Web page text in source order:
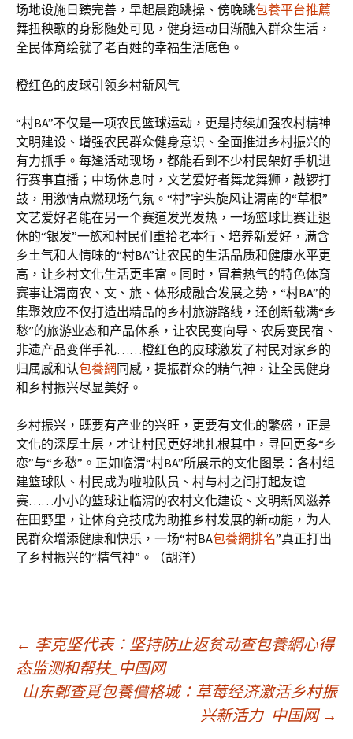
场地设施日臻完善，早起晨跑跳操、傍晚跳包養平台推薦
舞扭秧歌的身影随处可见，健身运动日渐融入群众生活，
全民体育绘就了老百姓的幸福生活底色。
橙红色的皮球引领乡村新风气
“村BA”不仅是一项农民篮球运动，更是持续加强农村精神
文明建设、增强农民群众健身意识、全面推进乡村振兴的
有力抓手。每逢活动现场，都能看到不少村民架好手机进
行赛事直播；中场休息时，文艺爱好者舞龙舞狮，敲锣打
鼓，用激情点燃现场气氛。“村”字头旋风让渭南的“草根”
文艺爱好者能在另一个赛道发光发热，一场篮球比赛让退
休的“银发”一族和村民们重拾老本行、培养新爱好，满含
乡土气和人情味的“村BA”让农民的生活品质和健康水平更
高，让乡村文化生活更丰富。同时，冒着热气的特色体育
赛事让渭南农、文、旅、体形成融合发展之势，“村BA”的
集聚效应不仅打造出精品的乡村旅游路线，还创新载满“乡
愁”的旅游业态和产品体系，让农民变向导、农房变民宿、
非遗产品变伴手礼……橙红色的皮球激发了村民对家乡的
归属感和认包養網 同感，提振群众的精气神，让全民健身
和乡村振兴尽显美好。
乡村振兴，既要有产业的兴旺，更要有文化的繁盛，正是
文化的深厚土层，才让村民更好地扎根其中，寻回更多“乡
恋”与“乡愁”。正如临渭“村BA”所展示的文化图景：各村组
建篮球队、村民成为啦啦队员、村与村之间打起友谊
赛……小小的篮球让临渭的农村文化建设、文明新风滋养
在田野里，让体育竞技成为助推乡村发展的新动能，为人
民群众增添健康和快乐，一场“村BA包養網排名”真正打出
了乡村振兴的“精气神”。（胡洋）
文
章
← 李克坚代表：坚持防止返贫动查包養網心得
态监测和帮扶_中国网
山东鄄查覓包養價格城：草莓经济激活乡村振
兴新活力_中国网 →